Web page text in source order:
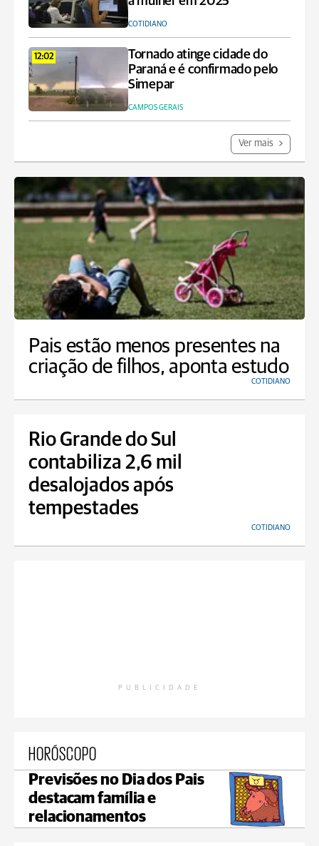
COTIDIANO
12:02
Tornado atinge cidade do
Paraná e é confirmado pelo
Simepar
CAMPOS GERAIS
Ver mais
Pais estão menos presentes na
criação de filhos, aponta estudo
COTIDIANO
Rio Grande do Sul
contabiliza 2,6 mil
desalojados após
tempestades
COTIDIANO
PUBLICIDADE
HORÓSCOPO
Previsões no Dia dos Pais
destacam família e
relacionamentos